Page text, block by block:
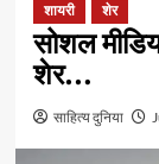
शायरी शेर
सोशल
शेर…
साहित्य दुनिया